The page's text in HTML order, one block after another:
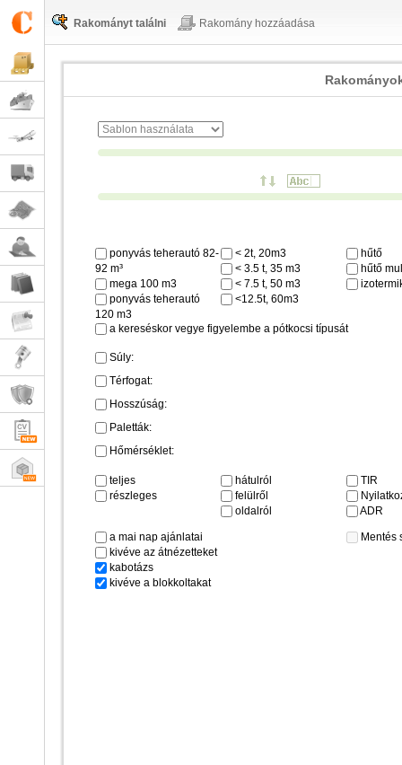
Rakományt találni Rakomány hozzáadása
ponyvás teherautó 82-
92 m³
mega 100 m3
ponyvás teherautó
120 m3
< 2t, 20m3
< 3.5 t, 35 m3
< 7.5 t, 50 m3
<12.5t, 60m3
hűtő
hűtő
a kereséskor vegye figyelembe a pótkocsi típusát
Súly:
Térfogat:
Hosszúság:
Paletták:
Hőmérséklet:
teljes
részleges
hátulról
felülről
oldalról
TIR
ADR
a mai nap ajánlatai
kivéve az átnézetteket
kabotázs
kivéve a blokkoltakat
Mentés